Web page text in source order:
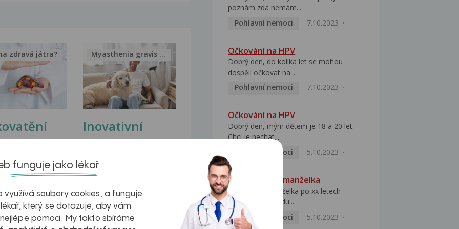
v datech a
zdravá játra?
Inovativní
léčba
myastenie –
kteří ji...
Myasthenia gravis – vše, co...
poznám zda nemám...
Pohlavní nemoci
7.10.2023
Očkování na HPV
Dobrý den, do kolika let se mohou
dospělí očkovat na...
Pohlavní nemoci
7.10.2023
Očkování na HPV
Dobrý den, mým dětem je 18 a 20 let.
Chci je nechat...
Pohlavní nemoci
5.10.2023
HPV pozitivní manželka
Dobrý den, manželka po xx letech
přivezla z Východu...
Pohlavní nemoci
5.10.2023
funguje jako lékař
využívá soubory cookies, a funguje
který se dotazuje, aby vám
pomoci. My takto sbíráme